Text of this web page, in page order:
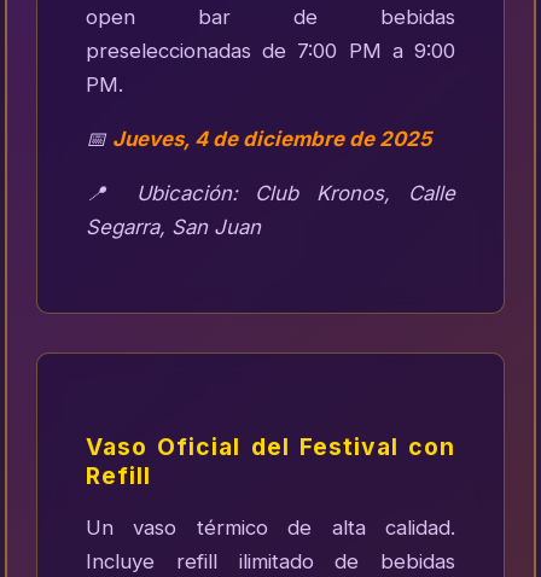
open bar de bebidas
preseleccionadas de 7:00 PM a 9:00
PM.
📅 Jueves, 4 de diciembre de 2025
📍 Ubicación: Club Kronos, Calle
Segarra, San Juan
Vaso Oficial del Festival con
Refill
Un vaso térmico de alta calidad.
Incluye refill ilimitado de bebidas